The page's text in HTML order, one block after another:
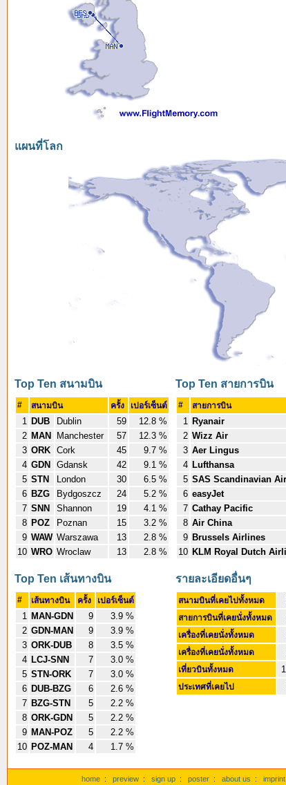
แผนที่โลก
Top Ten สนามบิน
# สนามบิน ครั้ง เปอร์เซ็นต์
1 DUB Dublin 59
12.8 %
2 MAN Manchester 57
12.3 %
3 ORK Cork 45
9.7 %
4 GDN Gdansk 42
9.1 %
5 STN London 30
6.5 %
6 BZG Bydgoszcz 24
5.2 %
7 SNN Shannon 19
4.1 %
8 POZ Poznan 15
3.2 %
9 WAW Warszawa 13
2.8 %
10 WRO Wroclaw 13 2.8 %
Top Ten สายการบิน
# สายการบิน
1 Ryanair
2 Wizz Air
3 Aer Lingus
4 Lufthansa
5 SAS Scandinavian
6 easyJet
7 Cathay Pacific
8 Air China
9 Brussels Airlines
10 KLM Royal Dutch
Top Ten เส้นทางบิน
# เส้นทางบิน ครั้ง เปอร์เซ็นต์
1 MAN-GDN 9
3.9 %
2 GDN-MAN 9
3.9 %
3 ORK-DUB 8
3.5 %
4 LCJ-SNN 7
3.0 %
5 STN-ORK 7
3.0 %
6 DUB-BZG 6
2.6 %
7 BZG-STN 5
2.2 %
8 ORK-GDN 5
2.2 %
9 MAN-POZ 5
2.2 %
10 POZ-MAN 4 1.7 %
รายละเอียดอื่นๆ
สนามบินที่เคยไปทั้งหมด
สายการบินที่เคยนั่งทั้งหมด
เครื่องที่เคยนั่งทั้งหมด
เครื่องที่เคยนั่งทั้งหมด
เที่ยวบินทั้งหมด
ประเทศที่เคยไป
home : preview : sign up : poster : about us : imprint